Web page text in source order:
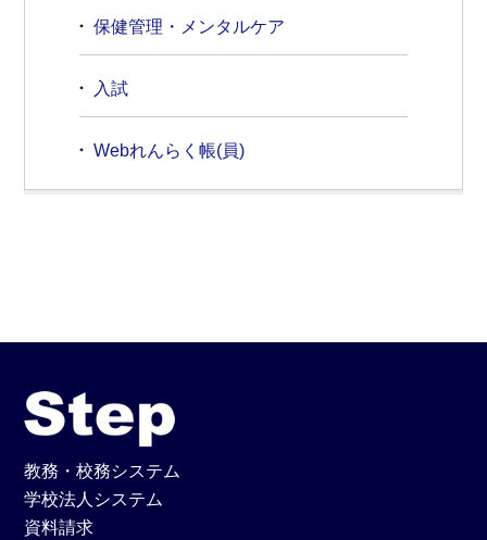
保健管理・メンタルケア
入試
Webれんらく帳(員)
教務・校務システム
学校法人システム
資料請求